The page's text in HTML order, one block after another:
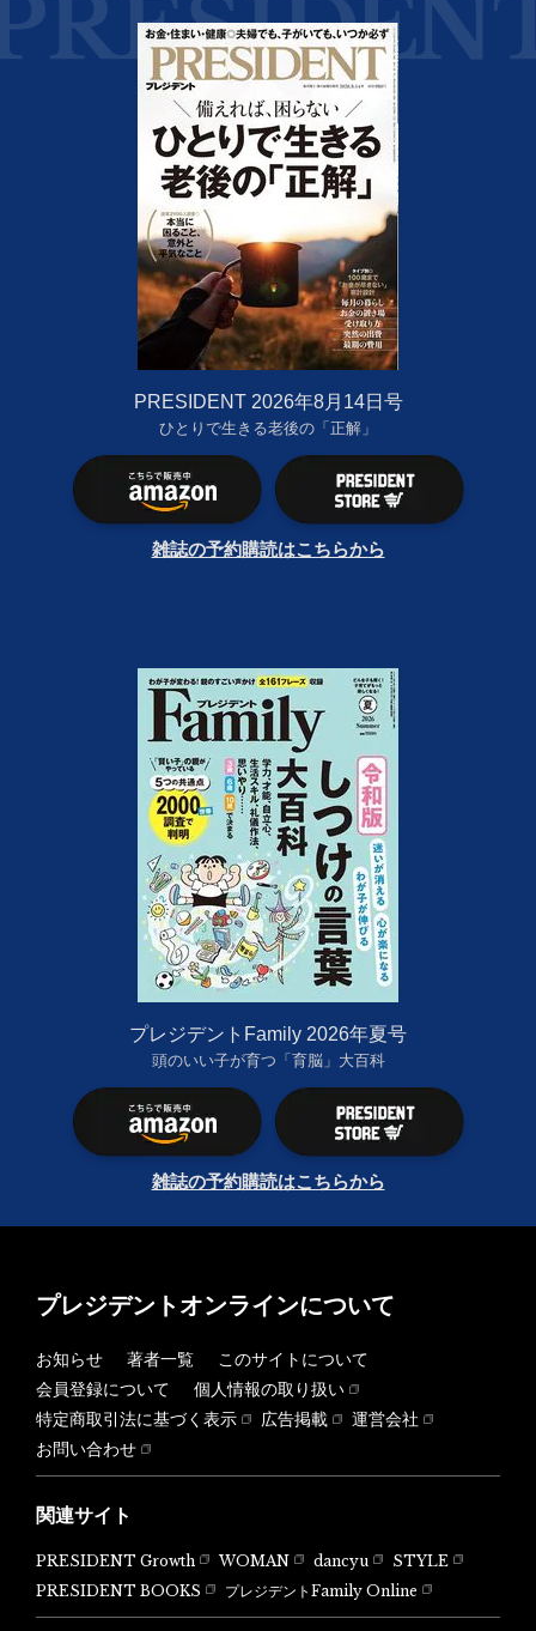
PRESIDENT 2026年8月14日号
ひとりで生きる老後の「正解」
雑誌の予約購読はこちらから
プレジデントFamily 2026年夏号
頭のいい子が育つ「育脳」大百科
雑誌の予約購読はこちらから
プレジデントオンラインについて
お知らせ 著者一覧
このサイトについて
会員登録について
個人情報の取り扱い
特定商取引法に基づく表示
広告掲載
運営会社
お問い合わせ
関連サイト
PRESIDENT Growth WOMAN dancyu
STYLE
PRESIDENT BOOKS
プレジデントFamily Online